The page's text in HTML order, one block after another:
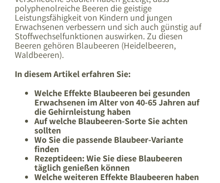
polyphenolreiche Beeren die geistige
Leistungsfähigkeit von Kindern und jungen
Erwachsenen verbessern und sich auch günstig auf
Stoffwechselfunktionen auswirken. Zu diesen
Beeren gehören Blaubeeren (Heidelbeeren,
Waldbeeren).
In diesem Artikel erfahren Sie:
Welche Effekte Blaubeeren bei gesunden
Erwachsenen im Alter von 40-65 Jahren auf
die Gehirnleistung haben
Auf welche Blaubeeren-Sorte Sie achten
sollten
Wo Sie die passende Blaubeer-Variante
finden
Rezeptideen: Wie Sie diese Blaubeeren
täglich genießen können
Welche weiteren Effekte Blaubeeren haben